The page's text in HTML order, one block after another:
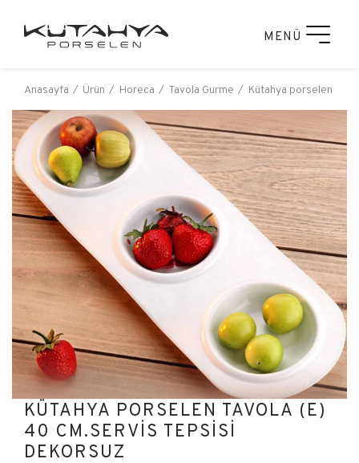
MENÜ
Anasayfa Ürün Horeca Tavola Gurme Kütahya porselen
KÜTAHYA PORSELEN TAVOLA (E)
40 CM.SERVİS TEPSİSİ
DEKORSUZ